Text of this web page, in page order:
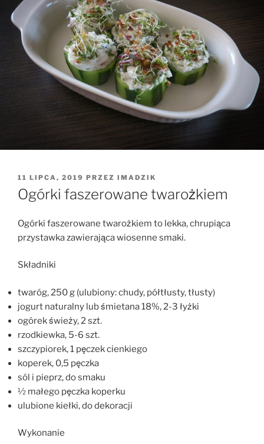
OPUBLIKOWANE
W
11 LIPCA, 2019 PRZEZ IMADZIK
Ogórki faszerowane twarożkiem
Ogórki faszerowane twarożkiem to lekka, chrupiąca
przystawka zawierająca wiosenne smaki.
Składniki
twaróg, 250 g (ulubiony: chudy, półtłusty, tłusty)
jogurt naturalny lub śmietana 18%, 2-3 łyżki
ogórek świeży, 2 szt.
rzodkiewka, 5-6 szt.
szczypiorek, 1 pęczek cienkiego
koperek, 0,5 pęczka
sól i pieprz, do smaku
½ małego pęczka koperku
ulubione kiełki, do dekoracji
Wykonanie